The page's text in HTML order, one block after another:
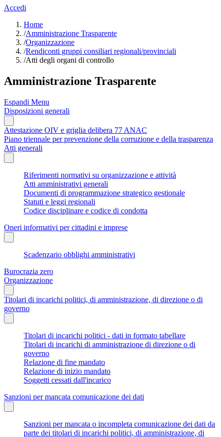
Accedi
Home
/Amministrazione Trasparente
/Organizzazione
/Rendiconti gruppi consiliari regionali/provinciali
/Atti degli organi di controllo
Amministrazione Trasparente
Espandi Menu
Disposizioni generali
Attestazione OIV e griglia delibera 77 ANAC
Piano triennale per prevenzione della corruzione e della trasparenza
Atti generali
Riferimenti normativi su organizzazione e attività
Atti amministrativi generali
Documenti di programmazione strategico gestionale
Statuti e leggi regionali
Codice disciplinare e codice di condotta
Oneri informativi per cittadini e imprese
Scadenzario obblighi amministrativi
Burocrazia zero
Organizzazione
Titolari di incarichi politici, di amministrazione, di direzione o di
governo
Titolari di incarichi politici - dati in formato tabellare
Titolari di incarichi di amministrazione di direzione o di
governo
Relazione di fine mandato
Relazione di inizio mandato
Soggetti cessati dall'incarico
Sanzioni per mancata comunicazione dei dati
Sanzioni per mancata o incompleta comunicazione dei dati da
parte dei titolari di incarichi politici, di amministrazione, di